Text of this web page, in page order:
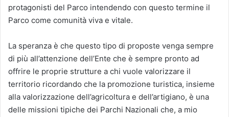
protagonisti del Parco intendendo con questo termine il
Parco come comunità viva e vitale.
La speranza è che questo tipo di proposte venga sempre
di più all’attenzione dell’Ente che è sempre pronto ad
offrire le proprie strutture a chi vuole valorizzare il
territorio ricordando che la promozione turistica, insieme
alla valorizzazione dell’agricoltura e dell’artigiano, è una
delle missioni tipiche dei Parchi Nazionali che, a mio